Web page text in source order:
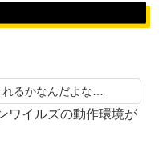
るかなんだよな…
ワイルズの動作環境が